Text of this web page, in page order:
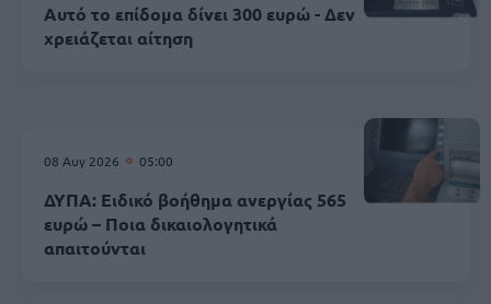
Αυτό το επίδομα δίνει 300 ευρώ - Δεν
χρειάζεται αίτηση
08 Αυγ 2026 05:00
ΔΥΠΑ: Ειδικό βοήθημα ανεργίας 565
ευρώ – Ποια δικαιολογητικά
απαιτούνται